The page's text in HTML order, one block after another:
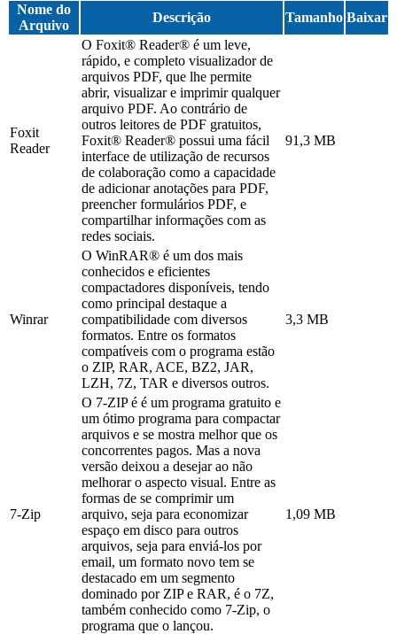
Nome do
Arquivo
Descrição Tamanho Baixar
Foxit
Reader
O Foxit® Reader® é um leve,
rápido, e completo visualizador de
arquivos PDF, que lhe permite
abrir, visualizar e imprimir qualquer
arquivo PDF. Ao contrário de
outros leitores de PDF gratuitos,
Foxit® Reader® possui uma fácil
interface de utilização de recursos
de colaboração como a capacidade
de adicionar anotações para PDF,
preencher formulários PDF, e
compartilhar informações com as
redes sociais.
91,3 MB
Winrar
O WinRAR® é um dos mais
conhecidos e eficientes
compactadores disponíveis, tendo
como principal destaque a
compatibilidade com diversos
formatos. Entre os formatos
compatíveis com o programa estão
o ZIP, RAR, ACE, BZ2, JAR,
LZH, 7Z, TAR e diversos outros.
3,3 MB
7-Zip
O 7-ZIP é é um programa gratuito e
um ótimo programa para compactar
arquivos e se mostra melhor que os
concorrentes pagos. Mas a nova
versão deixou a desejar ao não
melhorar o aspecto visual. Entre as
formas de se comprimir um
arquivo, seja para economizar
espaço em disco para outros
arquivos, seja para enviá-los por
email, um formato novo tem se
destacado em um segmento
dominado por ZIP e RAR, é o 7Z,
também conhecido como 7-Zip, o
programa que o lançou.
1,09 MB